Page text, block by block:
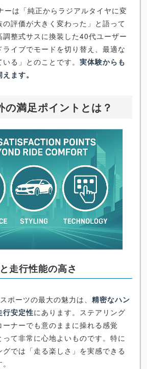
ーは「純正からラジアルタイヤに変
評価が大きく変わった」と語って
調整式サスに換装した40代ユーザー
イブでモードを切り替え、最適な
る」とのことです。 実体験からも
ます。
の満足ポイントとは？
走行性能の高さ
ポーツの最大の魅力は、 精密なハン
行安定性にあります。ステアリング
ナーでも意のままに操れる感覚
て非常に心地よいものです。特に
では「走る楽しさ」を実感できる